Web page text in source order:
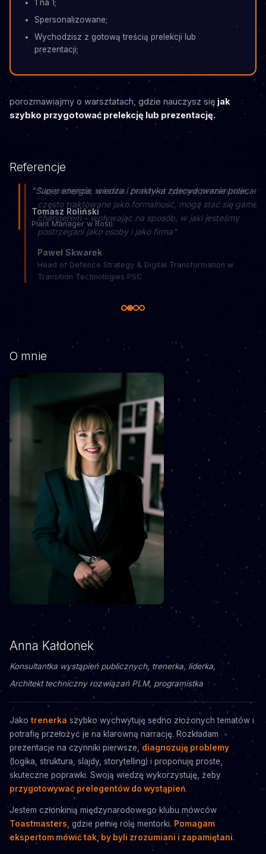
1 na 1;
Spersonalizowane;
Wychodzisz z gotową treścią prelekcji lub
prezentacji;
porozmawiajmy o warsztatach, gdzie nauczysz się jak
szybko przygotować prelekcję lub prezentację.
Referencje
"Super energia, wiedza i praktyka zdecydowanie polecam"
Tomasz Roliński
Plant Manager w Rosti
O mnie
Anna Kałdonek
Konsultantka wystąpień publicznych, trenerka, liderka,
Architekt techniczny rozwiązań PLM, programistka
Jako trenerka szybko wychwytuję sedno złożonych tematów i
potrafię przełożyć je na klarowną narrację. Rozkładam
prezentacje na czynniki pierwsze, diagnozuję problemy
(logika, struktura, slajdy, storytelling) i proponuję proste,
skuteczne poprawki. Swoją wiedzę wykorzystuję, żeby
przygotowywać prelegentów do wystąpień.
Jestem członkinią międzynarodowego klubu mówców
Toastmasters , gdzie pełnię rolę mentorki. Pomagam
ekspertom mówić tak, by byli zrozumiani i zapamiętani.